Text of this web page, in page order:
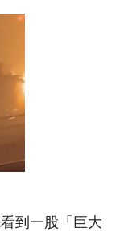
到一股「巨大